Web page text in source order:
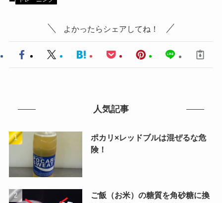
よかったらシェアしてね！
人気記事
ポカリ×レッドブルは混ぜるな危
険！
ご飯（お米）の糖質を角砂糖に換